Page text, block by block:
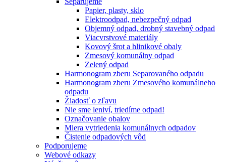
Papier, plasty, sklo
Elektroodpad, nebezpečný odpad
Objemný odpad, drobný stavebný odpad
Viacvrstvové materiály
Kovový šrot a hlinikové obaly
Zmesový komunálny odpad
Zelený odpad
Harmonogram zberu Separovaného odpadu
Harmonogram zberu Zmesového komunálneho
odpadu
Žiadosť o zľavu
Nie sme leniví, triedíme odpad!
Označovanie obalov
Miera vytriedenia komunálnych odpadov
Čistenie odpadových vôd
Podporujeme
Webové odkazy